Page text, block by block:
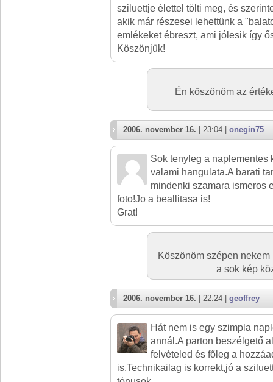
sziluettje élettel tölti meg, és
akik már részesei lehettünk a
emlékeket ébreszt, ami jólesik így
Köszönjük!
Én köszönöm az
2006. november 16. | 23:04 | onegin75
Sok tenyleg a naplementes
valami hangulata.A barati
mindenki szamara ismeros
foto!Jo a beallitasa is!
Grat!
Köszönöm szépen
a sok kép
2006. november 16. | 22:24 | geoffrey
Hát nem is egy szimpla
annál.A parton beszélgető
felvételed és főleg a
is.Technikailag is korrekt,jó a